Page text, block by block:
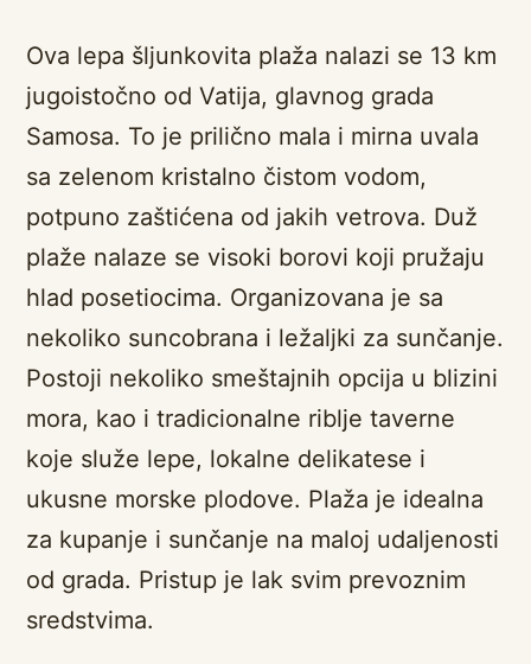
Ova lepa šljunkovita plaža nalazi se 13 km
jugoistočno od Vatija, glavnog grada
Samosa. To je prilično mala i mirna uvala
sa zelenom kristalno čistom vodom,
potpuno zaštićena od jakih vetrova. Duž
plaže nalaze se visoki borovi koji pružaju
hlad posetiocima. Organizovana je sa
nekoliko suncobrana i ležaljki za sunčanje.
Postoji nekoliko smeštajnih opcija u blizini
mora, kao i tradicionalne riblje taverne
koje služe lepe, lokalne delikatese i
ukusne morske plodove. Plaža je idealna
za kupanje i sunčanje na maloj udaljenosti
od grada. Pristup je lak svim prevoznim
sredstvima.